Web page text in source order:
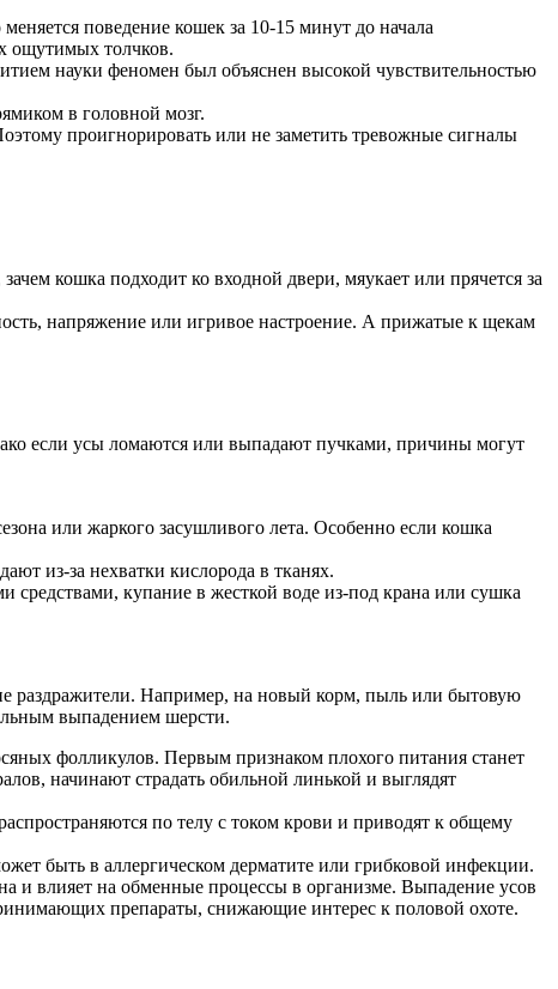
поведение кошек за 10-15 минут до начала
ощутимых толчков.
науки феномен был объяснен высокой чувствительностью
в головной мозг.
проигнорировать или не заметить тревожные сигналы
кошка подходит ко входной двери, мяукает или прячется за
напряжение или игривое настроение. А прижатые к щекам
если усы ломаются или выпадают пучками, причины могут
или жаркого засушливого лета. Особенно если кошка
из-за нехватки кислорода в тканях.
купание в жесткой воде из-под крана или сушка
раздражители. Например, на новый корм, пыль или бытовую
выпадением шерсти.
фолликулов. Первым признаком плохого питания станет
начинают страдать обильной линькой и выглядят
по телу с током крови и приводят к общему
быть в аллергическом дерматите или грибковой инфекции.
влияет на обменные процессы в организме. Выпадение усов
препараты, снижающие интерес к половой охоте.